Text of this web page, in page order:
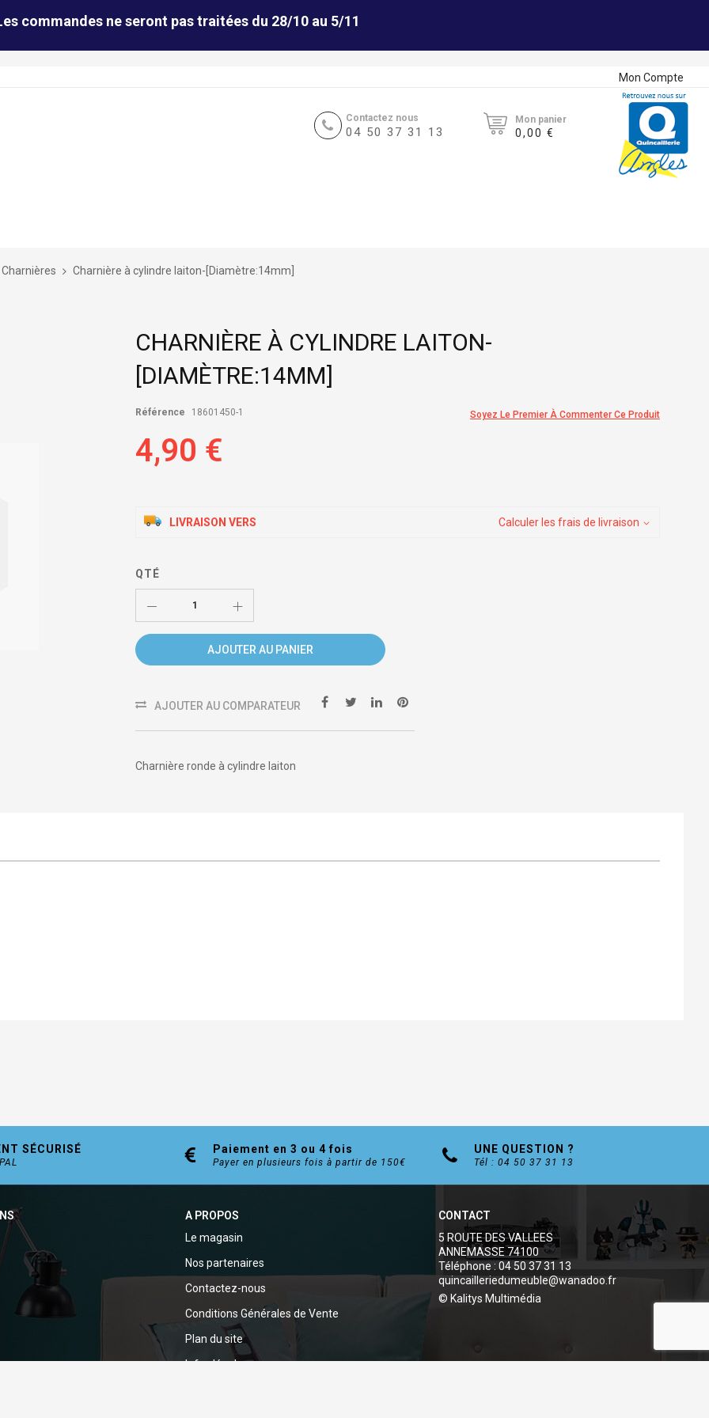
commandes ne seront pas traitées du 28/10 au 5/11
Mon Compte
Contactez nous
04 50 37 31 13
Mon panier
0,00 €
Charnières Charnière à cylindre laiton-[Diamètre:14mm]
CHARNIÈRE À CYLINDRE LAITON-
[DIAMÈTRE:14MM]
Soyez Le Premier À Commenter Ce Produit
Référence 18601450-1
4,90 €
LIVRAISON VERS Calculer les frais de livraison
QTÉ
AJOUTER AU PANIER
AJOUTER AU COMPARATEUR
Charnière ronde à cylindre laiton
SÉCURISÉ Paiement en 3 ou 4 fois
Payer en plusieurs fois à partir de 150€
UNE QUESTION ?
Tél : 04 50 37 31 13
A PROPOS
Le magasin
Nos partenaires
Contactez-nous
Conditions Générales de Vente
Plan du site
Infos légales
CONTACT
5 ROUTE DES VALLEES
ANNEMASSE 74100
Téléphone : 04 50 37 31 13
quincailleriedumeuble@wanadoo.fr
© Kalitys Multimédia